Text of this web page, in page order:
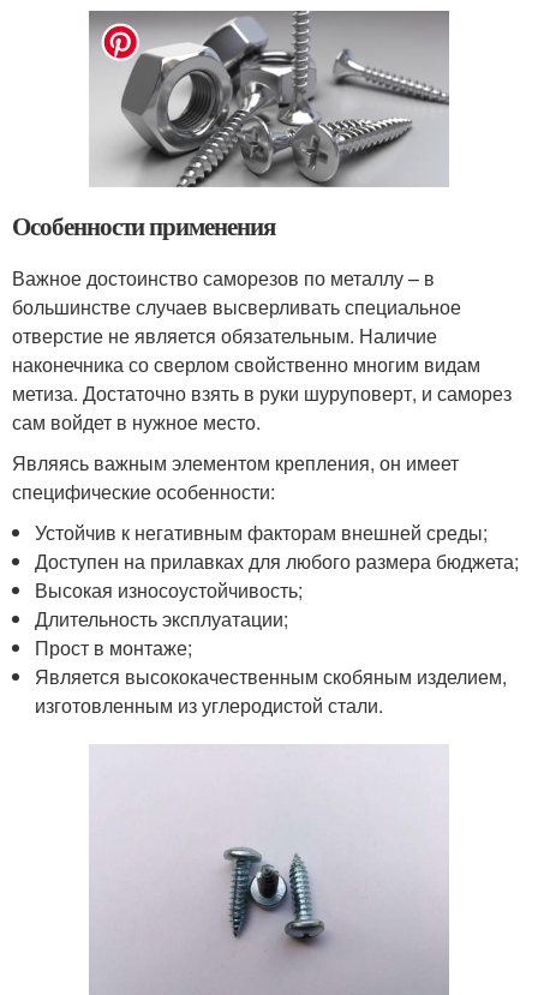
Особенности применения
Важное достоинство саморезов по металлу – в
большинстве случаев высверливать специальное
отверстие не является обязательным. Наличие
наконечника со сверлом свойственно многим видам
метиза. Достаточно взять в руки шуруповерт, и саморез
сам войдет в нужное место.
Являясь важным элементом крепления, он имеет
специфические особенности:
Устойчив к негативным факторам внешней среды;
Доступен на прилавках для любого размера бюджета;
Высокая износоустойчивость;
Длительность эксплуатации;
Прост в монтаже;
Является высококачественным скобяным изделием,
изготовленным из углеродистой стали.